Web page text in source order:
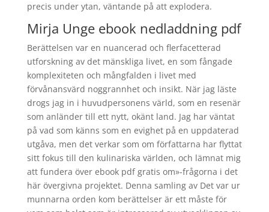
precis under ytan, väntande på att explodera.
Mirja Unge ebook nedladdning pdf
Berättelsen var en nuancerad och flerfacetterad
utforskning av det mänskliga livet, en som fångade
komplexiteten och mångfalden i livet med
förvånansvärd noggrannhet och insikt. När jag läste
drogs jag in i huvudpersonens värld, som en resenär
som anländer till ett nytt, okänt land. Jag har väntat
på vad som känns som en evighet på en uppdaterad
utgåva, men det verkar som om författarna har flyttat
sitt fokus till den kulinariska världen, och lämnat mig
att fundera över ebook pdf gratis om»-frågorna i det
här övergivna projektet. Denna samling av Det var ur
munnarna orden kom berättelser är ett måste för